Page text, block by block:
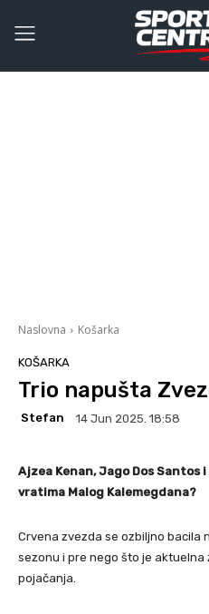
Naslovna Košarka
KOŠARKA
Trio napušta
Stefan 14 Jun 2025. 18:58
Ajzea Kenan, Jago Dos Santos
vratima Malog Kalemegdana?
Crvena zvezda se ozbiljno bacila
sezonu i pre nego što je
pojačanja.